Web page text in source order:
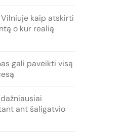
kaip atskirti
o kur realią
gali paveikti visą
ant šaligatvio